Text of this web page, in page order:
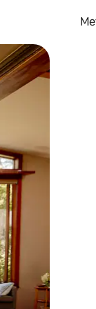
glisser.